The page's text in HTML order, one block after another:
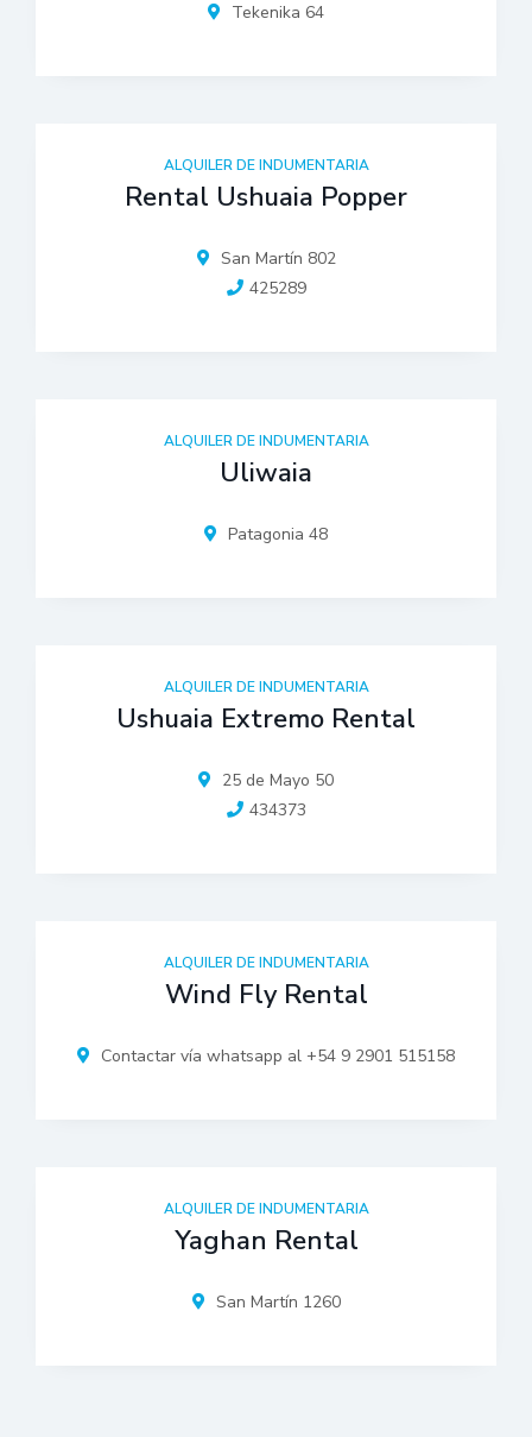
Tekenika 64
ALQUILER DE INDUMENTARIA
Rental Ushuaia Popper
San Martín 802
425289
ALQUILER DE INDUMENTARIA
Uliwaia
Patagonia 48
ALQUILER DE INDUMENTARIA
Ushuaia Extremo Rental
25 de Mayo 50
434373
ALQUILER DE INDUMENTARIA
Wind Fly Rental
Contactar vía whatsapp al +54 9 2901 515158
ALQUILER DE INDUMENTARIA
Yaghan Rental
San Martín 1260